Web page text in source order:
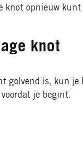
knot opnieuw
knot
golvend is, kun
je begint.